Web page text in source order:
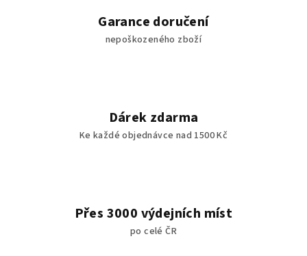
Garance doručení
nepoškozeného zboží
Dárek zdarma
Ke každé objednávce nad 1500 Kč
Přes 3000 výdejních míst
po celé ČR